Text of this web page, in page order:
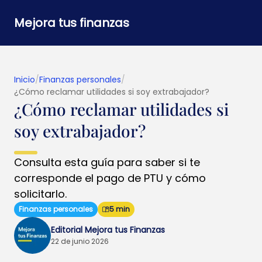
Mejora tus finanzas
Inicio/Finanzas personales/
¿Cómo reclamar utilidades si soy extrabajador​?
¿Cómo reclamar utilidades si
soy extrabajador​?
Consulta esta guía para saber si te
corresponde el pago de PTU y cómo
solicitarlo.
Finanzas personales 5 min
Editorial Mejora tus Finanzas
22 de junio 2026